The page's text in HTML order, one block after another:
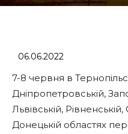
06.06.2022
7-8 червня в
Дніпропетровській,
Львівській,
Донецькій областях